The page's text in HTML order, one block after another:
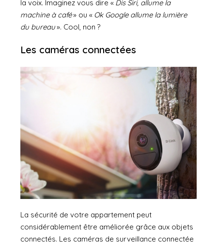
la voix. Imaginez vous dire « Dis Siri, allume la
machine à café» ou « Ok Google allume la lumière
du bureau». Cool, non ?
Les caméras connectées
La sécurité de votre appartement peut
considérablement être améliorée grâce aux objets
connectés. Les caméras de surveillance connectée